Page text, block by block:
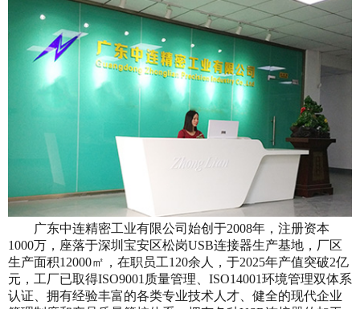
广东中连精密工业有限公司始创于2008年，注册资本
1000万，座落于深圳宝安区松岗USB连接器生产基地，厂区
生产面积12000㎡，在职员工120余人，于2025年产值突破2亿
元，工厂已取得ISO9001质量管理、ISO14001环境管理双体系
认证、拥有经验丰富的各类专业技术人才、健全的现代企业